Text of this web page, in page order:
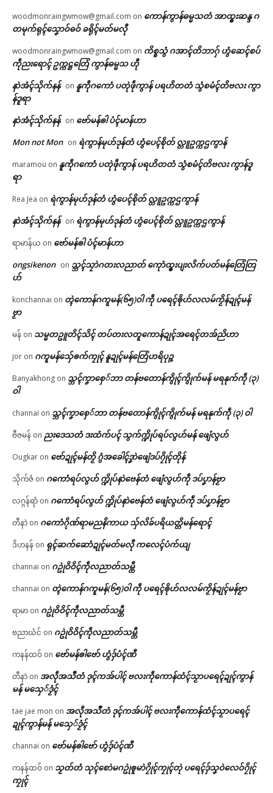
woodmonraingwmow@gmail.com on ကောန်ကွာန်ဓမ္မသတံ အာထ္ၜးဆန္ဒ ဂ
တမုက်ရုၚ်သၞောဝ်ဓဝ် ခရိုၚ်မတ်မလီု
woodmonraingwmow@gmail.com on ကိစ္စသွံ ဂအာၚ်တိဘာဂှ် ဟွံဆေၚ်စပ်
ကဵုညးရောၚ် ဥက္ကဋ္ဌတြေံ ကွာန်ဓမ္မသ ဟီု
နာဲအံၚ်သိုက်နန် on နူကဵုဂကောံ ပတုဲဖဵုကွာန် ပရဟိတတံ သွံစမံၚ်တိဗလး ကွာ
န်ဒူရာ
နာဲအံၚ်သိုက်နန် on ဗော်မန်ၜါ ပံၚ်မာန်ဟာ
Mon not Mon on ရဲကွာန်မုဟ်ဒုန်တံ ဟွံပေၚ်စိုတ် လ္တူဥက္ကဌကွာန်
maramou on နူကဵုဂကောံ ပတုဲဖဵုကွာန် ပရဟိတတံ သွံစမံၚ်တိဗလး ကွာန်ဒူ
ရာ
Rea Jea on ရဲကွာန်မုဟ်ဒုန်တံ ဟွံပေၚ်စိုတ် လ္တူဥက္ကဌကွာန်
နာဲအံၚ်သိုက်နန် on ရဲကွာန်မုဟ်ဒုန်တံ ဟွံပေၚ်စိုတ် လ္တူဥက္ကဌကွာန်
ရာမာန်ယ on ဗော်မန်ၜါ ပံၚ်မာန်ဟာ
ongsikenon on သ္ဘၚ်သၠာဲဂတးလညာတ် ကေုာံထ္ၜးပျးလိက်ပတ်မန်တြေံတြ
ဟ်
konchannai on တ္ၚဲကောန်ဂကူမန်(၆၅)ဝါ ကဵု ပရေၚ်ၜိုဟ်လလမ်ကၟိန်ဍုၚ်မန်
ဗၟာ
မန် on သမ္မတဥူတိၚ်သိၚ် တပ်တးလတူကောန်ဍုၚ်အရေၚ်တအ်ညိဟာ
jor on ဂကူမန်​သှ်ေၜက်ကၠုၚ် နူဍုၚ်မန်တြေံဟရိပုဉ္ဇ
Banyakhong on သ္ဘၚ်ကၞာစှေ်ဘာ တန်ဗတောန်ကွိုၚ်ကွိုက်မန် မရနုက်ကဵု (၃)
ဝါ
channai on သ္ဘၚ်ကၞာစှေ်ဘာ တန်ဗတောန်ကွိုၚ်ကွိုက်မန် မရနုက်ကဵု (၃) ဝါ
ဗီဇမန် on ညးဒေသတံ ဒးထံက်ပၚ် သွက်က္ဍိုပ်ရပ်လွဟ်မန် ဖျေံလွဟ်
Ougkar on ဗော်ဍုၚ်မန်တၟိ ဂွံအခေါၚ်ဒၞာဲဖျေံဒပ်ဂၠိုၚ်တိုန်
သိုက်ဇံ on ဂကောံရပ်လွဟ် က္ဍိုပ်နာဲဗေန်တံ ဖျေံလွဟ်ကဵု ဒပ်ပၞာန်ဗၟာ
လဂ္ဂန်ရာံ on ဂကောံရပ်လွဟ် က္ဍိုပ်နာဲဗေန်တံ ဖျေံလွဟ်ကဵု ဒပ်ပၞာန်ဗၟာ
တီနာဲ on ဂကောံဂိုဏ်ရာမညနိကာယ သှ်လိခ်ပရိယတ္တိမန်ရောၚ်
ဒိဟနန် on ရုၚ်ဆက်ဆောံဍုၚ်မတ်မလီု ကလေၚ်ပံက်ယျ
channai on ဂဥုဲဝိဝိၚ်ကဵုလညာတ်သမ္တီ
channai on တ္ၚဲကောန်ဂကူမန်(၆၅)ဝါ ကဵု ပရေၚ်ၜိုဟ်လလမ်ကၟိန်ဍုၚ်မန်ဗၟာ
ရာမာ on ဂဥုဲဝိဝိၚ်ကဵုလညာတ်သမ္တီ
ဗညာဃံင် on ဂဥုဲဝိဝိၚ်ကဵုလညာတ်သမ္တီ
ကနန်ထဝ် on ဗော်မန်ၜါဗော် ဟွံဒှ်ပံၚ်ဏီ
တီနာဲ on အလဵုအသဳတံ ဒုၚ်ကအ်ပါၚ် ဗလးကဵုကောန်ထံၚ်သၟာပရေၚ်ဍုၚ်ကွာန်
မန် မသှေ်ဒၟံၚ်
tae jae mon on အလဵုအသဳတံ ဒုၚ်ကအ်ပါၚ် ဗလးကဵုကောန်ထံၚ်သၟာပရေၚ်
ဍုၚ်ကွာန်မန် မသှေ်ဒၟံၚ်
channai on ဗော်မန်ၜါဗော် ဟွံဒှ်ပံၚ်ဏီ
ကနန်ထဝ် on သၟတ်တံ သုၚ်စောဲမဂဥုဲၜူမာဲဂၠိုၚ်ကၠုၚ်တုဲ ပရေၚ်ဒှ်သၞဝဲလေဝ်ဂၠိုၚ်
ကၠုၚ်